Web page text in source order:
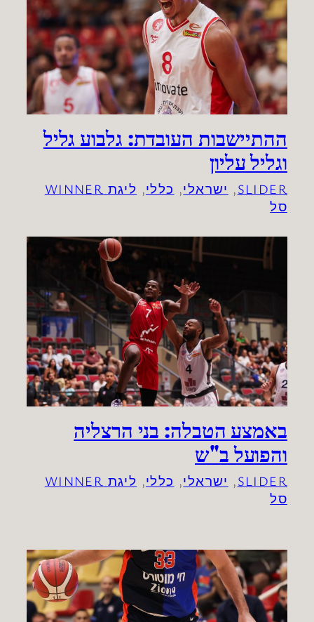
ההתיישבות העובדת: גלבוע גליל
וגליל עליון
SLIDER
, ישראלי, כללי,
ליגת WINNER
סל
באמצע הטבלה: בני הרצליה
והפועל ב"ש
SLIDER
, ישראלי, כללי,
ליגת WINNER
סל